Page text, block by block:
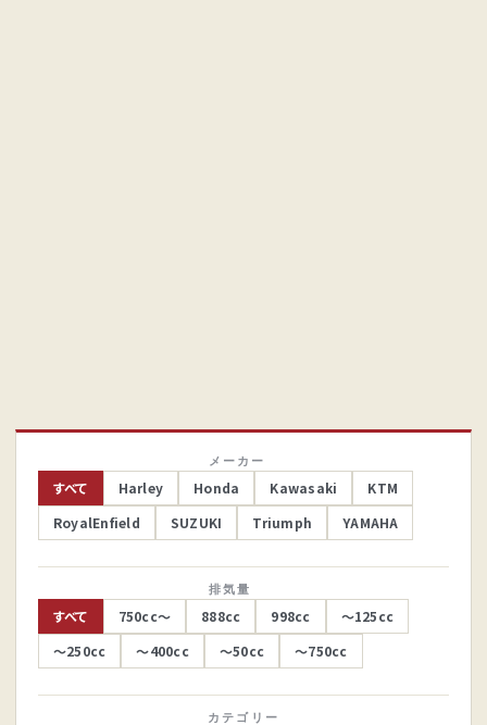
メーカー
すべて Harley Honda Kawasaki
KTM
RoyalEnfield
SUZUKI Triumph YAMAHA
排気量
すべて 750cc～ 888cc 998cc
～125cc
～250cc
～400cc ～50cc ～750cc
カテゴリー